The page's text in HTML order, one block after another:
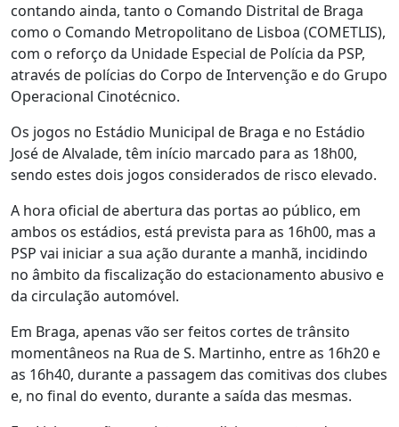
contando ainda, tanto o Comando Distrital de Braga
como o Comando Metropolitano de Lisboa (COMETLIS),
com o reforço da Unidade Especial de Polícia da PSP,
através de polícias do Corpo de Intervenção e do Grupo
Operacional Cinotécnico.
Os jogos no Estádio Municipal de Braga e no Estádio
José de Alvalade, têm início marcado para as 18h00,
sendo estes dois jogos considerados de risco elevado.
A hora oficial de abertura das portas ao público, em
ambos os estádios, está prevista para as 16h00, mas a
PSP vai iniciar a sua ação durante a manhã, incidindo
no âmbito da fiscalização do estacionamento abusivo e
da circulação automóvel.
Em Braga, apenas vão ser feitos cortes de trânsito
momentâneos na Rua de S. Martinho, entre as 16h20 e
as 16h40, durante a passagem das comitivas dos clubes
e, no final do evento, durante a saída das mesmas.